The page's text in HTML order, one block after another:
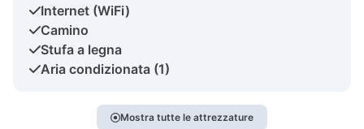
Internet (WiFi)
Camino
Stufa a legna
Aria condizionata (1)
Mostra tutte le attrezzature